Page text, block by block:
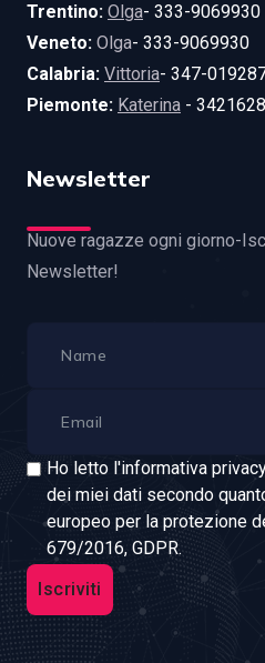
Trentino: Olga- 333-9069930
Veneto: Olga- 333-9069930
Calabria: Vittoria- 347-
Piemonte: Katerina -
Newsletter
Nuove ragazze ogni giorno-
Newsletter!
Ho letto l'informativa
dei miei dati secondo
europeo per la protezione
679/2016, GDPR.
Iscriviti